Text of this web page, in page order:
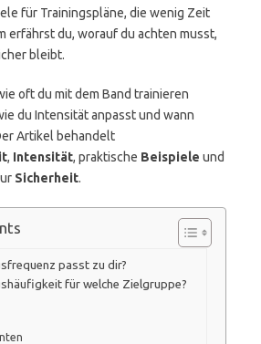
für Trainingspläne, die wenig Zeit
erfährst du, worauf du achten musst,
bleibt.
oft du mit dem Band trainieren
du Intensität anpasst und wann
Artikel behandelt
, Intensität, praktische Beispiele und
Sicherheit.
passt zu dir?
für welche Zielgruppe?